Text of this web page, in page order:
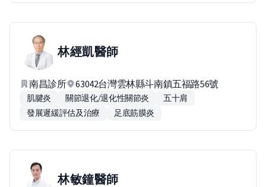
林經凱醫師
南昌診所 63042台灣雲林縣斗南鎮五福路56號
肌腱炎 關節退化/退化性關節炎
五十肩
發展遲緩評估及治療
足底筋膜炎
林敏鐘醫師